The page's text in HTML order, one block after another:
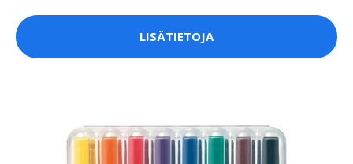
LISÄTIETOJA